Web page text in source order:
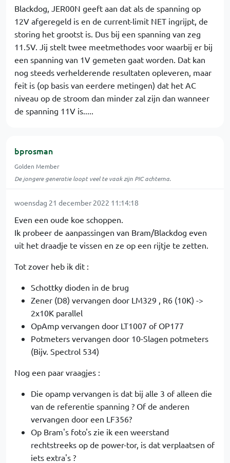
Blackdog, JER00N geeft aan dat als de spanning op
12V afgeregeld is en de current-limit NET ingrijpt, de
storing het grootst is. Dus bij een spanning van zeg
11.5V. Jij stelt twee meetmethodes voor waarbij er bij
een spanning van 1V gemeten gaat worden. Dat kan
nog steeds verhelderende resultaten opleveren, maar
feit is (op basis van eerdere metingen) dat het AC
niveau op de stroom dan minder zal zijn dan wanneer
de spanning 11V is.....
bprosman
Golden Member
De jongere generatie loopt veel te vaak zijn PIC achterna.
woensdag 21 december 2022 11:14:18
Even een oude koe schoppen.
Ik probeer de aanpassingen van Bram/Blackdog even
uit het draadje te vissen en ze op een rijtje te zetten.
Tot zover heb ik dit :
Schottky dioden in de brug
Zener (D8) vervangen door LM329 , R6 (10K) ->
2x10K parallel
OpAmp vervangen door LT1007 of OP177
Potmeters vervangen door 10-Slagen potmeters
(Bijv. Spectrol 534)
Nog een paar vraagjes :
Die opamp vervangen is dat bij alle 3 of alleen die
van de referentie spanning ? Of de anderen
vervangen door een LF356?
Op Bram's foto's zie ik een weerstand
rechtstreeks op de power-tor, is dat verplaatsen of
iets extra's ?